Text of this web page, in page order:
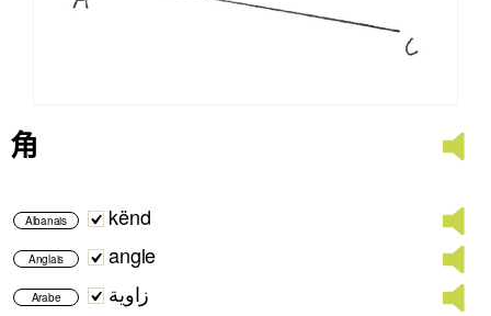
角
Albanais kënd
Anglais angle
Arabe زاوية